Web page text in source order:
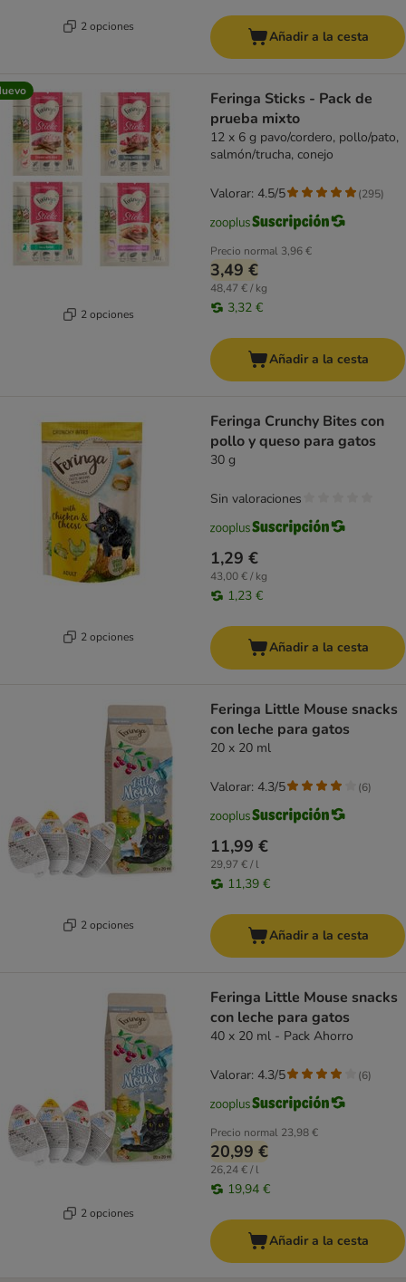
2 opciones
Añadir a la cesta
2 opciones
Feringa Sticks - Pack de
prueba mixto
12 x 6 g pavo/cordero, pollo/pato,
salmón/trucha, conejo
Precio normal 3,96 €
3,49 €
48,47 € / kg
3,32 €
Valorar: 4.5/5 (295)
Añadir a la cesta
2 opciones
Feringa Crunchy Bites con
pollo y queso para gatos
30 g
1,29 €
43,00 € / kg
1,23 €
Sin valoraciones
Añadir a la cesta
2 opciones
Feringa Little Mouse snacks
con leche para gatos
20 x 20 ml
11,99 €
29,97 € / l
11,39 €
Valorar: 4.3/5 (6)
Añadir a la cesta
2 opciones
Feringa Little Mouse snacks
con leche para gatos
40 x 20 ml - Pack Ahorro
Precio normal 23,98 €
20,99 €
26,24 € / l
19,94 €
Valorar: 4.3/5 (6)
Añadir a la cesta